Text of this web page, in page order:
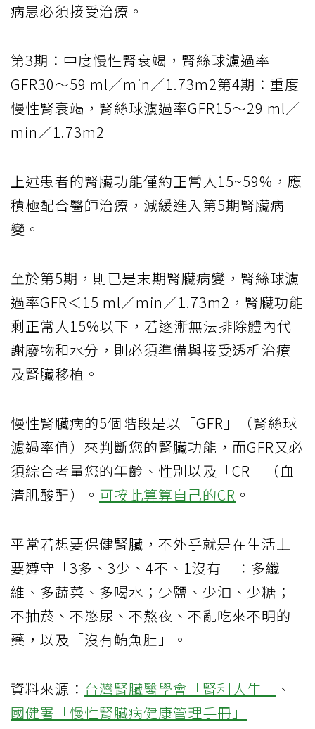
病患必須接受治療。
第3期：中度慢性腎衰竭，腎絲球濾過率
GFR30～59 ml／min／1.73m2第4期：重度
慢性腎衰竭，腎絲球濾過率GFR15～29 ml／
min／1.73m2
上述患者的腎臟功能僅約正常人15~59%，應
積極配合醫師治療，減緩進入第5期腎臟病
變。
至於第5期，則已是末期腎臟病變，腎絲球濾
過率GFR＜15 ml／min／1.73m2，腎臟功能
剩正常人15%以下，若逐漸無法排除體內代
謝廢物和水分，則必須準備與接受透析治療
及腎臟移植。
慢性腎臟病的5個階段是以「GFR」（腎絲球
濾過率值）來判斷您的腎臟功能，而GFR又必
須綜合考量您的年齡、性別以及「CR」（血
清肌酸酐）。 可按此算算自己的CR 。
平常若想要保健腎臟，不外乎就是在生活上
要遵守「3多、3少、4不、1沒有」：多纖
維、多蔬菜、多喝水；少鹽、少油、少糖；
不抽菸、不憋尿、不熬夜、不亂吃來不明的
藥，以及「沒有鮪魚肚」。
資料來源： 台灣腎臟醫學會「腎利人生」
、
國健署「慢性腎臟病健康管理手冊」